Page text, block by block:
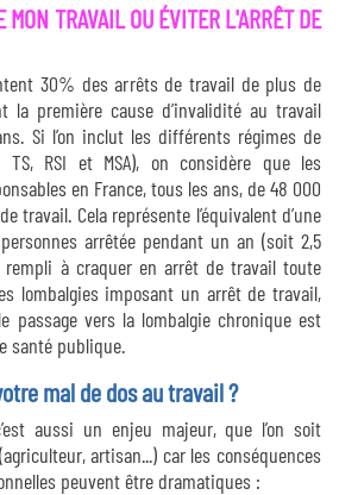
TRAVAIL OU ÉVITER L'ARRÊT DE
30% des arrêts de travail de plus de
la première cause d’invalidité au travail
Si l’on inclut les différents régimes de
TS, RSI et MSA), on considère que les
en France, tous les ans, de 48 000
travail. Cela représente l’équivalent d’une
arrêtée pendant un an (soit 2,5
à craquer en arrêt de travail toute
lombalgies imposant un arrêt de travail,
passage vers la lombalgie chronique est
santé publique.
mal de dos au travail ?
aussi un enjeu majeur, que l’on soit
artisan...) car les conséquences
peuvent être dramatiques :